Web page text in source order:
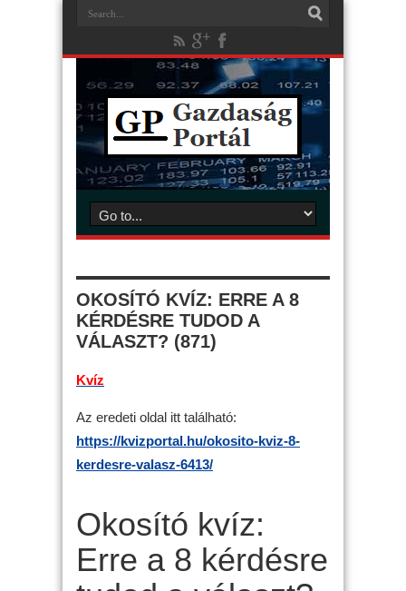
OKOSÍTÓ KVÍZ: ERRE A 8
KÉRDÉSRE TUDOD A
VÁLASZT? (871)
Kvíz
Az eredeti oldal itt található:
https://kvizportal.hu/okosito-kviz-8-
kerdesre-valasz-6413/
Okosító kvíz:
Erre a 8 kérdésre